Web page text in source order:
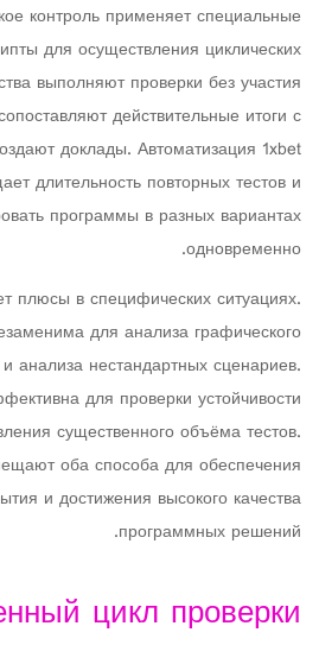
контроль применяет специальные
для осуществления циклических
выполняют проверки без участия
действительные итоги с
доклады. Автоматизация 1xbet
длительность повторных тестов и
программы в разных вариантах
одновременно.
плюсы в специфических ситуациях.
для анализа графического
анализа нестандартных сценариев.
для проверки устойчивости
существенного объёма тестов.
оба способа для обеспечения
и достижения высокого качества
программных решений.
цикл проверки